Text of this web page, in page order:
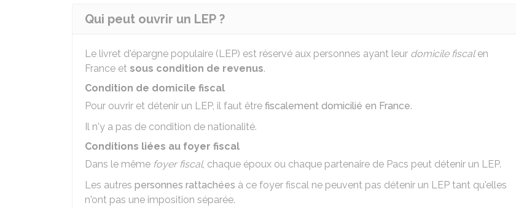
Qui peut ouvrir un LEP ?
Le livret d'épargne populaire (LEP) est réservé aux personnes ayant leur domicile fiscalen
France et sous condition de revenus.
Condition de domicile fiscal
Pour ouvrir et détenir un LEP, il faut être fiscalement domicilié en France.
Il n'y a pas de condition de nationalité.
Conditions liées au foyer fiscal
Dans le même foyer fiscal, chaque époux ou chaque partenaire de Pacs peut détenir un LEP.
Les autres personnes rattachées à ce foyer fiscal ne peuvent pas détenir un LEP tant qu'elles
n'ont pas une imposition séparée.